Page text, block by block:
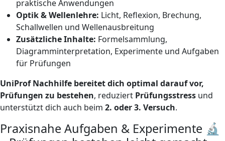
praktische Anwendungen
Optik & Wellenlehre: Licht, Reflexion, Brechung,
Schallwellen und Wellenausbreitung
Zusätzliche Inhalte: Formelsammlung,
Diagramminterpretation, Experimente und Aufgaben
für Prüfungen
UniProf Nachhilfe bereitet dich optimal darauf vor,
Prüfungen zu bestehen, reduziert Prüfungsstress und
unterstützt dich auch beim 2. oder 3. Versuch.
Praxisnahe Aufgaben & Experimente 🔬